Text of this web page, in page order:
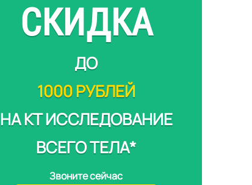
СКИДКА
ДО
1000 РУБЛЕЙ
НА КТ ИССЛЕДОВАНИЕ
ВСЕГО ТЕЛА*
Звоните сейчас